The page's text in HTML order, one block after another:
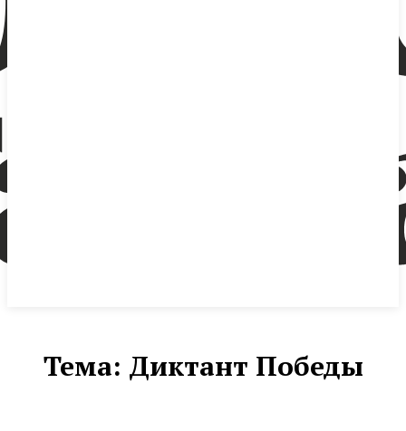
Тема: Диктант Победы